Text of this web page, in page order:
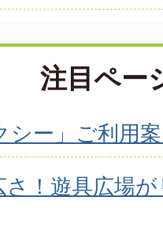
注目ペー
シー」ご利用
さ！遊具広場